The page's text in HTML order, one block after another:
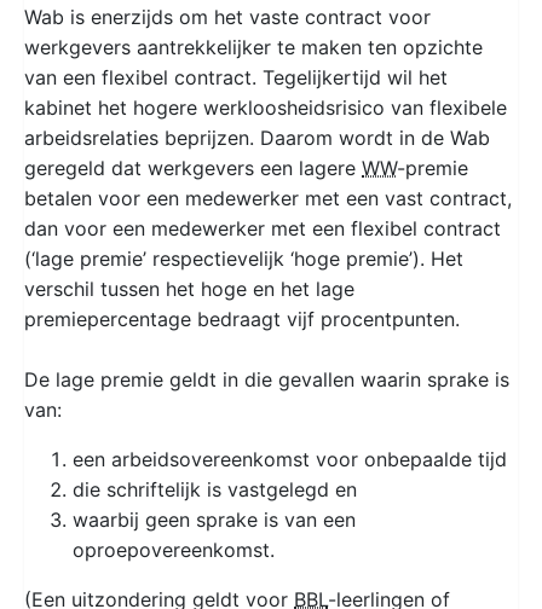
Wab is enerzijds om het vaste contract voor
werkgevers aantrekkelijker te maken ten opzichte
van een flexibel contract. Tegelijkertijd wil het
kabinet het hogere werkloosheidsrisico van flexibele
arbeidsrelaties beprijzen. Daarom wordt in de Wab
geregeld dat werkgevers een lagere WW-premie
betalen voor een medewerker met een vast contract,
dan voor een medewerker met een flexibel contract
(‘lage premie’ respectievelijk ‘hoge premie’). Het
verschil tussen het hoge en het lage
premiepercentage bedraagt vijf procentpunten.
De lage premie geldt in die gevallen waarin sprake is
van:
een arbeidsovereenkomst voor onbepaalde tijd
die schriftelijk is vastgelegd en
waarbij geen sprake is van een
oproepovereenkomst.
(Een uitzondering geldt voor BBL-leerlingen of